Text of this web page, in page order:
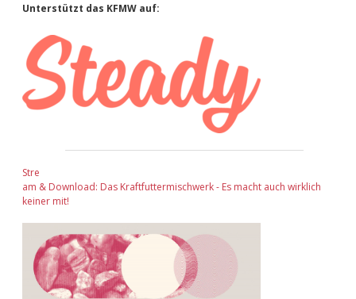
Sidebar
Unterstützt das KFMW auf:
Stre
am & Download: Das Kraftfuttermischwerk - Es macht auch wirklich
keiner mit!